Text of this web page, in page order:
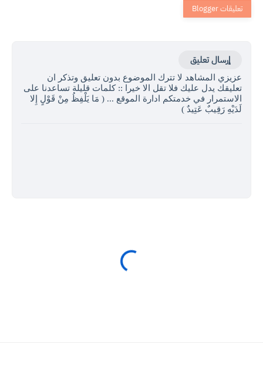
إرسال تعليق
عزيزي المشاهد لا تترك الموضوع بدون تعليق وتذكر ان
تعليقك يدل عليك فلا تقل الا خيرا :: كلمات قليلة تساعدنا على
الاستمرار في خدمتكم ادارة الموقع ... ( مَا يَلْفِظُ مِنْ قَوْلٍ إِلا
لَدَيْهِ رَقِيبٌ عَتِيدٌ )